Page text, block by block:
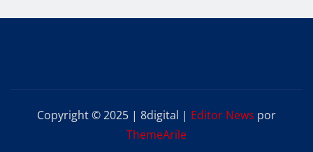
Copyright © 2025 | 8digital | Editor News por
ThemeArile